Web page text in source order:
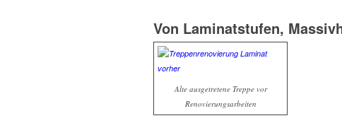
Von Laminatstufen,
Alte ausgetretene Treppe vor
Renovierungsarbeiten